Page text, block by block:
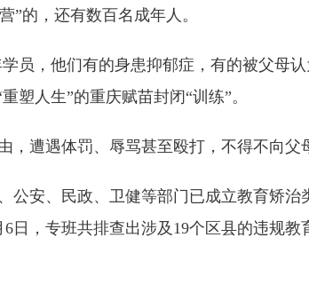
”的，还有数百名成年人。
，他们有的身患抑郁症，有的被父母认
塑人生”的重庆赋苗封闭“训练”。
遇体罚、辱骂甚至殴打，不得不向父母
安、民政、卫健等部门已成立教育矫治
日，专班共排查出涉及19个区县的违规